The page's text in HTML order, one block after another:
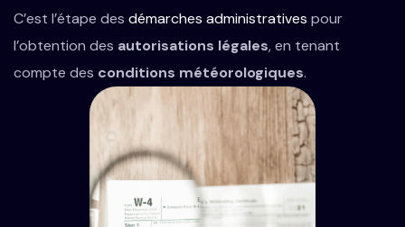
C’est l’étape des démarches administratives pour
l’obtention des autorisations légales, en tenant
compte des conditions météorologiques.